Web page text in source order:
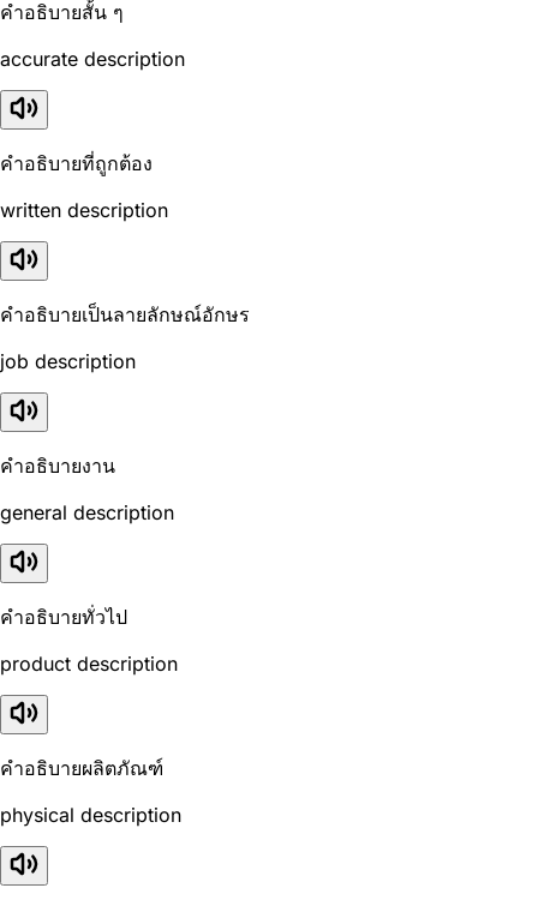
คำอธิบายสั้น ๆ
accurate description
คำอธิบายที่ถูกต้อง
written description
คำอธิบายเป็นลายลักษณ์อักษร
job description
คำอธิบายงาน
general description
คำอธิบายทั่วไป
product description
คำอธิบายผลิตภัณฑ์
physical description